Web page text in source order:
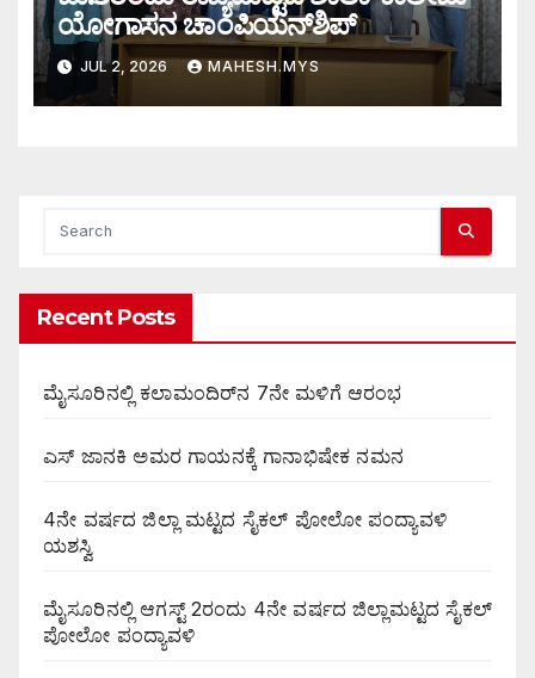
ಯೋಗಾಸನ ಚಾಂಪಿಯನ್‌ಶಿಪ್
JUL 2, 2026 MAHESH.MYS
Recent Posts
ಮೈಸೂರಿನಲ್ಲಿ ಕಲಾಮಂದಿರ್‌ನ 7ನೇ ಮಳಿಗೆ ಆರಂಭ
ಎಸ್ ಜಾನಕಿ ಅಮರ ಗಾಯನಕ್ಕೆ ಗಾನಾಭಿಷೇಕ ನಮನ
4ನೇ ವರ್ಷದ ಜಿಲ್ಲಾ ಮಟ್ಟದ ಸೈಕಲ್ ಪೋಲೋ ಪಂದ್ಯಾವಳಿ
ಯಶಸ್ವಿ
ಮೈಸೂರಿನಲ್ಲಿ ಆಗಸ್ಟ್‌ 2ರಂದು 4ನೇ ವರ್ಷದ ಜಿಲ್ಲಾಮಟ್ಟದ ಸೈಕಲ್
ಪೋಲೋ ಪಂದ್ಯಾವಳಿ